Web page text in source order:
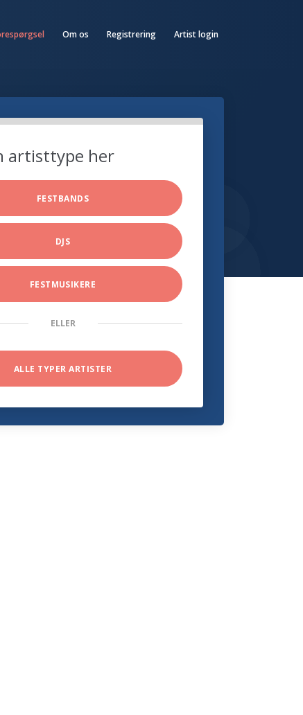
Om os Registrering Artist login
artisttype her
FESTBANDS
DJS
FESTMUSIKERE
ELLER
ALLE TYPER ARTISTER